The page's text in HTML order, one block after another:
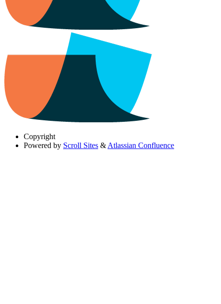
Copyright
Powered by Scroll Sites & Atlassian Confluence